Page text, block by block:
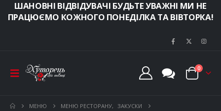
ШАНОВНІ ВІДВІДУВАЧІ БУДЬТЕ УВАЖНІ МИ НЕ
ПРАЦЮЄМО КОЖНОГО ПОНЕДІЛКА ТА ВІВТОРКА!
0
МЕНЮ МЕНЮ РЕСТОРАНУ,
ЗАКУСКИ